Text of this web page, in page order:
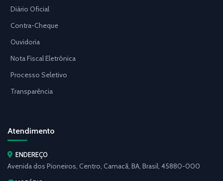
Diário Oficial
Contra-Cheque
Ouvidoria
Nota Fiscal Eletrônica
Processo Seletivo
Transparência
Atendimento
ENDEREÇO
Avenida dos Pioneiros, Centro, Camacã, BA, Brasil, 45880-000